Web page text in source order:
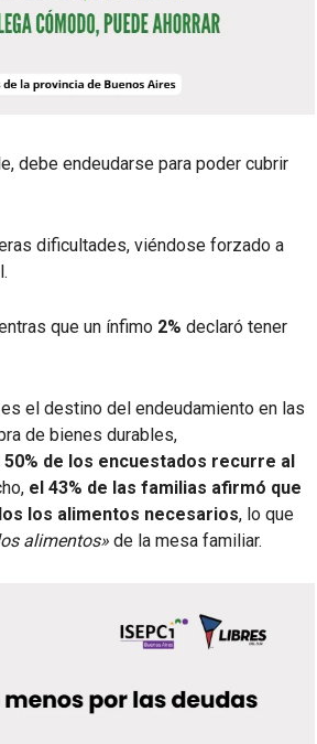
debe endeudarse para poder cubrir
dificultades, viéndose forzado a
que un ínfimo 2% declaró tener
el destino del endeudamiento en las
de bienes durables,
50% de los encuestados recurre al
el 43% de las familias afirmó que
los alimentos necesarios, lo que
alimentos» de la mesa familiar.